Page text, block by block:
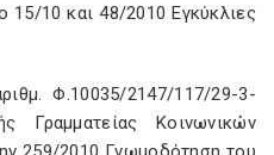
15/10 και 48/2010 Εγκύκλιες
Φ.10035/2147/117/29-3-
Γραμματείας Κοινωνικών